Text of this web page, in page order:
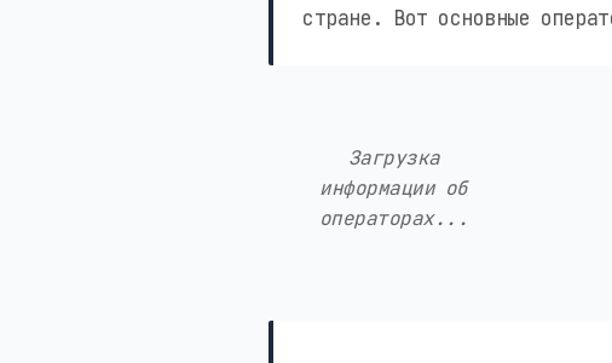
стране. Вот основные
Загрузка
информации об
операторах...